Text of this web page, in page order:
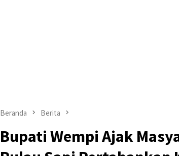
Beranda Berita
Bupati Wempi Ajak